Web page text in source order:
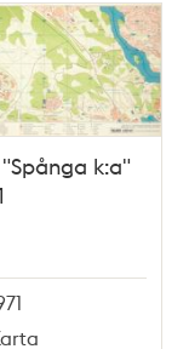
k:a"